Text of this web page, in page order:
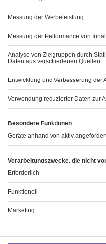
ALLES RAUSHOLEN
Mehr erfahren
SERVICE
Downloads
GRI-Index
Finanzkalender
TCFD-Bericht
Allgemeine Nutzungsbedingungen
Datenschutzerklärung